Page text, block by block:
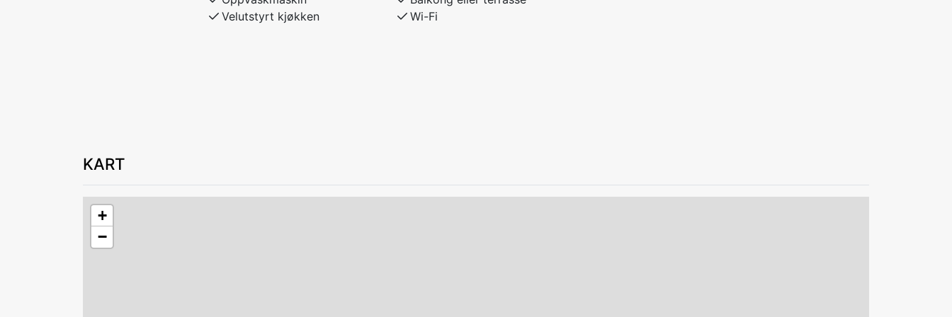
Velutstyrt kjøkken
Wi-Fi
KART
+
−